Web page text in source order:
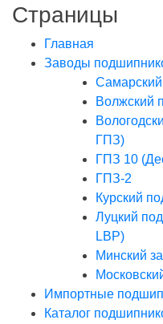
Страницы
Главная
Заводы
Волжский
ГПЗ)
ГПЗ 10
ГПЗ-2
Курский
Луцкий
LBP)
Минский
Импортные
Каталог